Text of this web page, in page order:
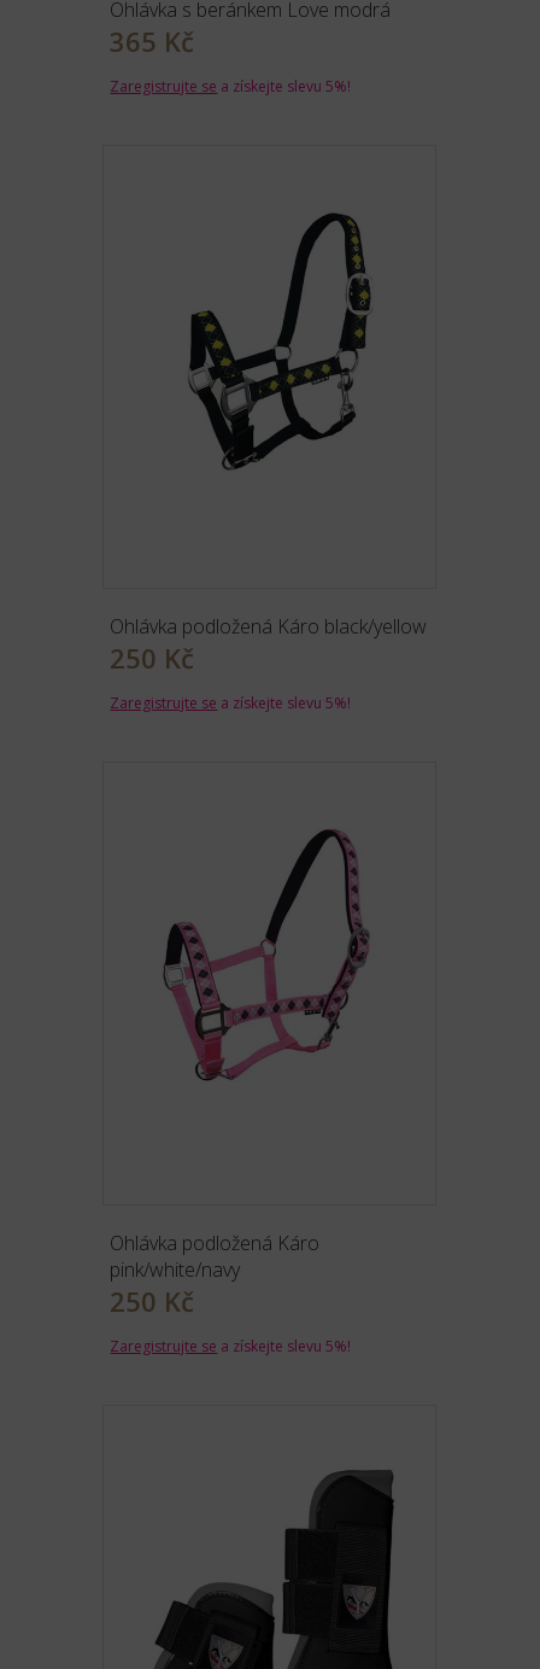
Ohlávka s beránkem Love modrá
365 Kč
Zaregistrujte se a získejte slevu 5%!
Ohlávka podložená Káro black/yellow
250 Kč
Zaregistrujte se a získejte slevu 5%!
Ohlávka podložená Káro
pink/white/navy
250 Kč
Zaregistrujte se a získejte slevu 5%!